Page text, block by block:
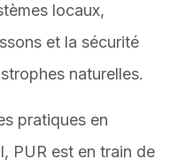
locaux,
et la sécurité
naturelles.
pratiques en
PUR est en train de